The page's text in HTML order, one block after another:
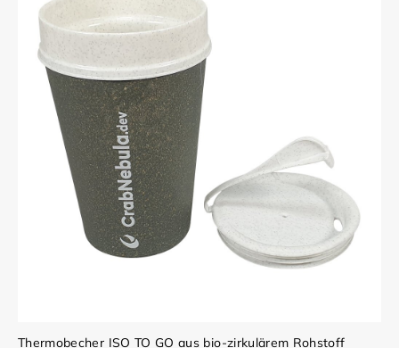
Thermobecher ISO TO GO aus bio-zirkulärem Rohstoff